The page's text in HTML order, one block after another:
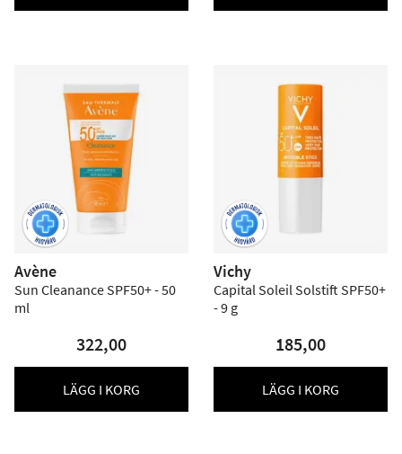
Avène
Sun Cleanance SPF50+ - 50
ml
322,00
LÄGG I KORG
Vichy
Capital Soleil Solstift SPF50+
- 9 g
185,00
LÄGG I KORG